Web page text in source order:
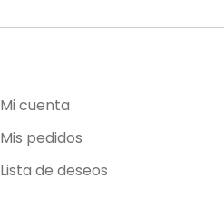
Mi cuenta
Mis pedidos
Lista de deseos